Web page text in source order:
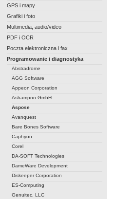
GPS i mapy
Grafiki i foto
Multimedia, audio/video
PDF i OCR
Poczta elektroniczna i fax
Programowanie i diagnostyka
Abstradrome
AGG Software
Appeon Corporation
Ashampoo GmbH
Aspose
Avanquest
Bare Bones Software
Caphyon
Corel
DA-SOFT Technologies
DameWare Development
Diskeeper Corporation
ES-Computing
Genuitec, LLC